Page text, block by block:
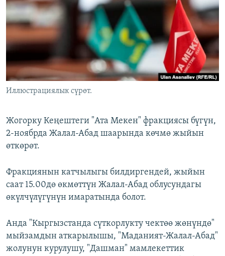
ЭЖЕ-СИҢДИЛЕР
АЗАТТЫК+
ЫҢГАЙСЫЗ СУРООЛОР
ОНЛАЙН ШЕРИНЕ
ЭЕ/АРнун бардык сайттары
Иллюстрациялык сүрөт.
Жогорку Кеңештеги "Ата Мекен" фракциясы бүгүн,
2-ноябрда Жалал-Абад шаарында көчмө жыйын
өткөрөт.
Фракциянын катчылыгы билдиргендей, жыйын
саат 15.00дө өкмөттүн Жалал-Абад облусундагы
өкүлчүлүгүнүн имаратында болот.
Анда "Кыргызстанда сүткорлукту чектөө жөнүндө"
мыйзамдын аткарылышы, "Маданият-Жалал-Абад"
жолунун курулушу, "Дашман" мамлекеттик